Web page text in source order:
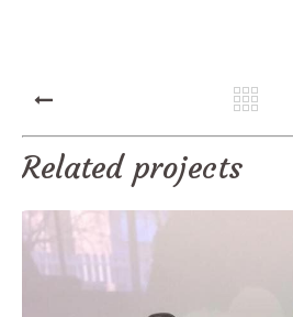
PREV
Related projects